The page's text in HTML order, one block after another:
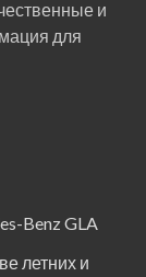
и
для
Benz GLA
летних и